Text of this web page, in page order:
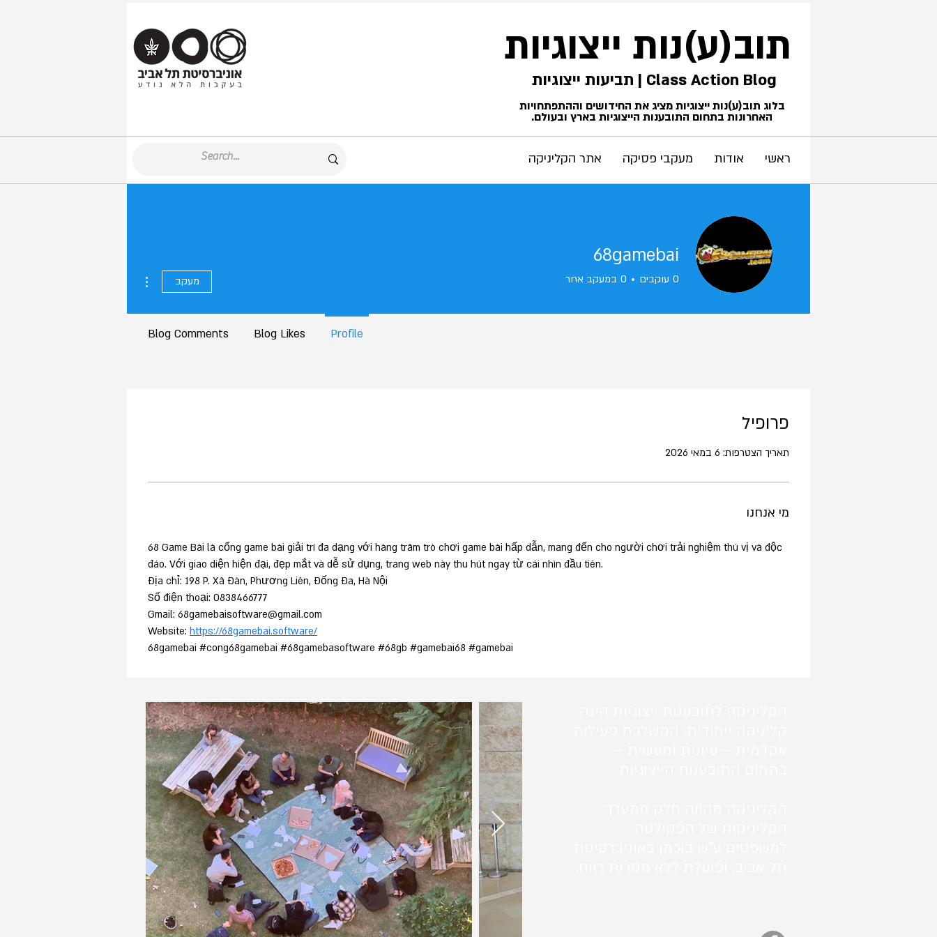
תוב(ע)נות ייצוגיות
Class Action Blog | תביעות ייצוגיות
בלוג תוב(ע)נות ייצוגיות מציג את החידושים וההתפתחויות
האחרונות בתחום התובענות הייצוגיות בארץ ובעולם.
ראשי אודות מעקבי פסיקה אתר הקליניקה
פרופיל
תאריך הצטרפות: 6 במאי 2026
מי אנחנו
68 Game Bài là cổng game bài giải trí đa dạng với hàng trăm trò chơi game bài hấp dẫn, mang đến cho người chơi trải nghiệm thú vị và độc
đáo. Với giao diện hiện đại, đẹp mắt và dễ sử dụng, trang web này thu hút ngay từ cái nhìn đầu tiên.
Địa chỉ: 198 P. Xã Đàn, Phương Liên, Đống Đa, Hà Nội
Số điện thoại: 0838466777
Gmail: 68gamebaisoftware@gmail.com
Website: https://68gamebai.software/
68gamebai #cong68gamebai #68gamebasoftware #68gb #gamebai68 #gamebai
68gamebai
0 עוקבים 0 במעקב אחר מעקב
Profile
Blog Likes
Blog Comments